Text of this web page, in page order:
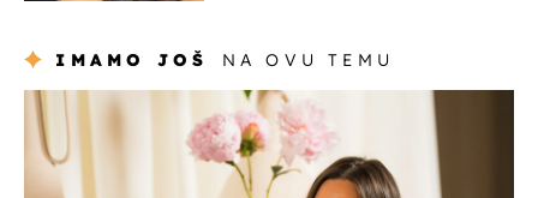
IMAMO JOŠ NA OVU TEMU
moda & ljepota